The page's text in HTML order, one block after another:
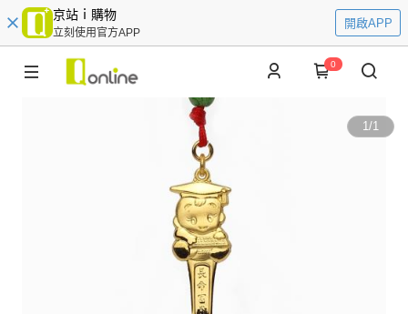
京站ｉ購物
立刻使用官方APP
開啟APP
0
1/1